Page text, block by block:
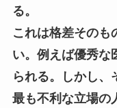
る。
これは格差そのも
い。例えば優秀な
られる。しかし、
最も不利な立場の